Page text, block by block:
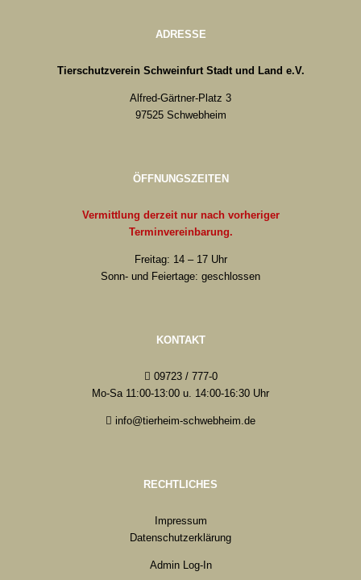
ADRESSE
Tierschutzverein Schweinfurt Stadt und Land e.V.
Alfred-Gärtner-Platz 3
97525 Schwebheim
ÖFFNUNGSZEITEN
Vermittlung derzeit nur nach vorheriger
Terminvereinbarung.
Freitag: 14 – 17 Uhr
Sonn- und Feiertage: geschlossen
KONTAKT
09723 / 777-0
Mo-Sa 11:00-13:00 u. 14:00-16:30 Uhr
info@tierheim-schwebheim.de
RECHTLICHES
Impressum
Datenschutzerklärung
Admin Log-In